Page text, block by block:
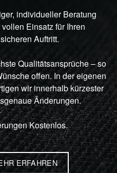
individueller Beratung
Einsatz für Ihren
Auftritt.
Qualitätsansprüche – so
offen. In der eigenen
wir innerhalb kürzester
Änderungen.
Kostenlos.
ERFAHREN